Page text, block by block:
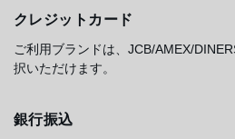
クレジットカード
ご利用ブランドは、JCB/AMEX/
択いただけます。
銀行振込